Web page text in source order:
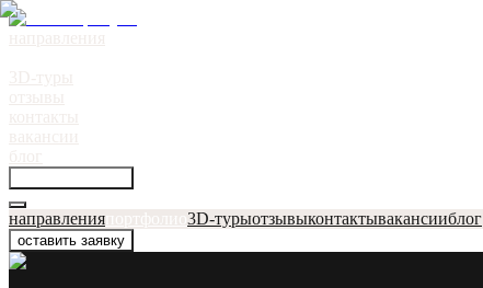
направления 3D-турыотзывыконтактывакансииблог
оставить заявку